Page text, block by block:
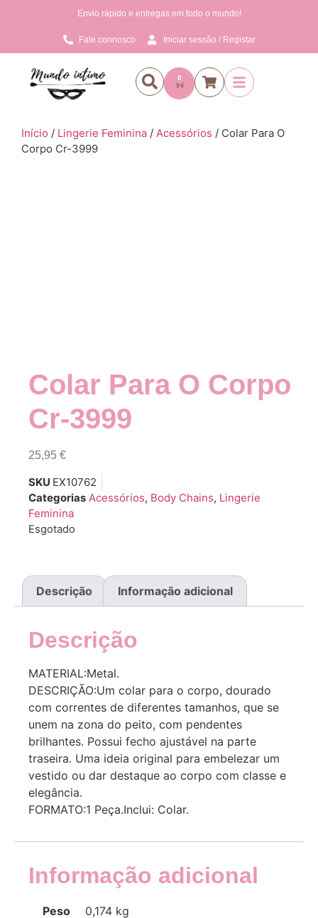
Envio rápido e entregas em todo o mundo!
Fale connosco Iniciar sessão / Registar
0
Início / Lingerie Feminina / Acessórios / Colar Para O
Corpo Cr-3999
Colar Para O Corpo
Cr-3999
25,95 €
SKU EX10762
Categorias Acessórios, Body Chains, Lingerie
Feminina
Esgotado
Descrição Informação adicional
Descrição
MATERIAL:Metal.
DESCRIÇÃO:Um colar para o corpo, dourado
com correntes de diferentes tamanhos, que se
unem na zona do peito, com pendentes
brilhantes. Possui fecho ajustável na parte
traseira. Uma ideia original para embelezar um
vestido ou dar destaque ao corpo com classe e
elegância.
FORMATO:1 Peça.Inclui: Colar.
Informação adicional
Peso
0,174 kg